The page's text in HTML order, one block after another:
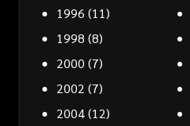
1996 (11)
1998 (8)
2000 (7)
2002 (7)
2004(12)